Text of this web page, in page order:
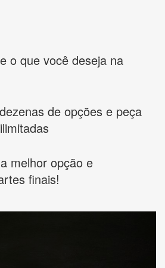
o que você deseja na
de opções e peça
melhor opção e
finais!